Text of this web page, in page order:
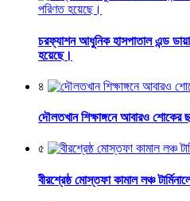
চরফ্যাশন আধুনিক হাসপাতাল এন্ড
হয়েছে।
৪
দৌলতখান শিক্ষাঙ্গনে আবারও শোকের
৫
বীরশ্রেষ্ঠ মোস্তফা কামাল লঞ্চ